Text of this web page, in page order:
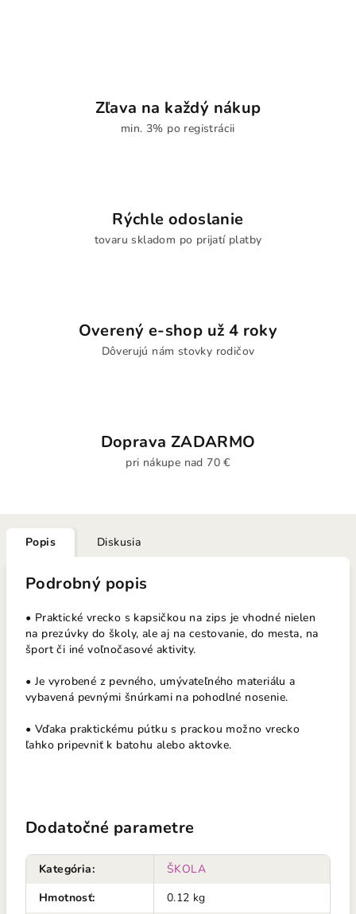
Zľava na každý nákup
min. 3% po registrácii
Rýchle odoslanie
tovaru skladom po prijatí platby
Overený e-shop už 4 roky
Dôverujú nám stovky rodičov
Doprava ZADARMO
pri nákupe nad 70 €
Popis Diskusia
Podrobný popis
• Praktické vrecko s kapsičkou na zips je vhodné nielen
na prezúvky do školy, ale aj na cestovanie, do mesta, na
šport či iné voľnočasové aktivity.
• Je vyrobené z pevného, umývateľného materiálu a
vybavená pevnými šnúrkami na pohodlné nosenie.
• Vďaka praktickému pútku s prackou možno vrecko
ľahko pripevniť k batohu alebo aktovke.
Dodatočné parametre
Kategória:
ŠKOLA
Hmotnosť:
0.12 kg